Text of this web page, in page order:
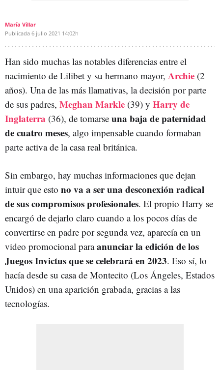
María Villar
Publicada 6 julio 2021 14:02h
Han sido muchas las notables diferencias entre el
nacimiento de Lilibet y su hermano mayor, Archie (2
años). Una de las más llamativas, la decisión por parte
de sus padres, Meghan Markle (39) y Harry de
Inglaterra (36), de tomarse una baja de paternidad
de cuatro meses, algo impensable cuando formaban
parte activa de la casa real británica.
Sin embargo, hay muchas informaciones que dejan
intuir que esto no va a ser una desconexión radical
de sus compromisos profesionales. El propio Harry se
encargó de dejarlo claro cuando a los pocos días de
convertirse en padre por segunda vez, aparecía en un
video promocional paraanunciar la edición de los
Juegos Invictus que se celebrará en 2023. Eso sí, lo
hacía desde su casa de Montecito (Los Ángeles, Estados
Unidos) en una aparición grabada, gracias a las
tecnologías.